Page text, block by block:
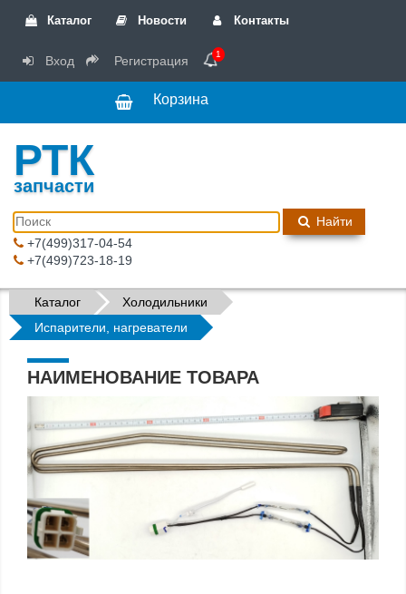
Каталог Новости Контакты
Вход Регистрация 1
Корзина
РТК
запчасти
Найти
+7(499)317-04-54
+7(499)723-18-19
Каталог
Холодильники
Испарители, нагреватели
НАИМЕНОВАНИЕ ТОВАРА